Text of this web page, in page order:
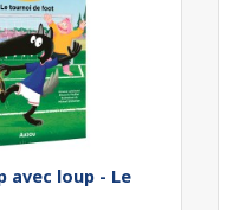
avec loup - Le